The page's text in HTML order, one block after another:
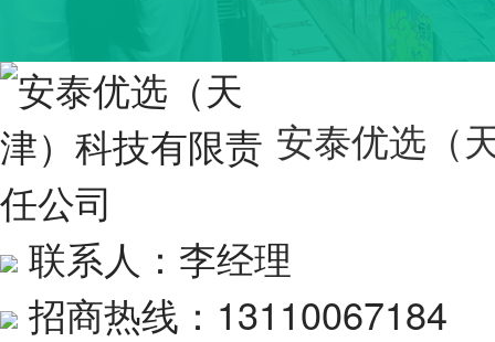
安泰优选（
联系人：李经理
招商热线：13110067184